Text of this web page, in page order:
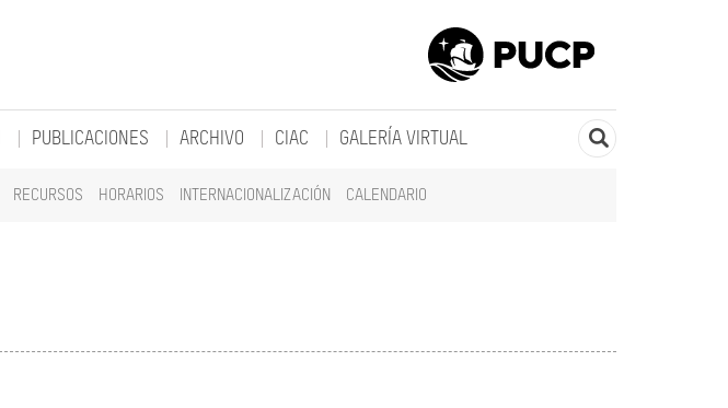
RECURSOS HORARIOS INTERNACIONALIZACIÓN CALENDARIO
PUBLICACIONES ARCHIVO CIAC GALERÍA VIRTUAL